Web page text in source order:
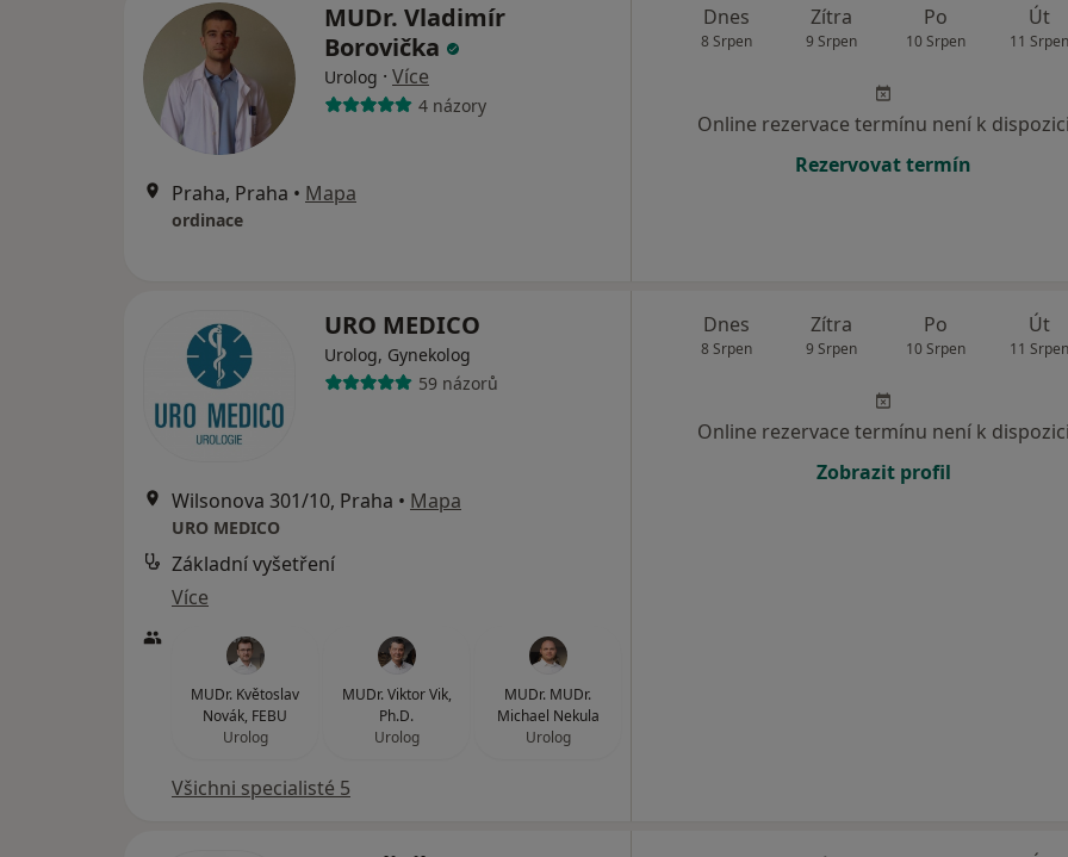
MUDr. Vladimír
Borovička
Urolog · Více
4 názory
Praha, Praha • Mapa
ordinace
Dnes
8 Srpen
Zítra
9 Srpen
Po
10 Srpen
Út
11 Srpen
Online rezervace termínu není k dispozici
Rezervovat termín
URO MEDICO
Urolog, Gynekolog
59 názorů
Wilsonova 301/10, Praha • Mapa
URO MEDICO
Základní vyšetření
Více
MUDr. Květoslav
Novák, FEBU
Urolog
MUDr. Viktor Vik,
Ph.D.
Urolog
MUDr. MUDr.
Michael Nekula
Urolog
Všichni specialisté 5
Dnes
8 Srpen
Zítra
9 Srpen
Po
10 Srpen
Út
11 Srpen
Online rezervace termínu není k dispozici
Zobrazit profil